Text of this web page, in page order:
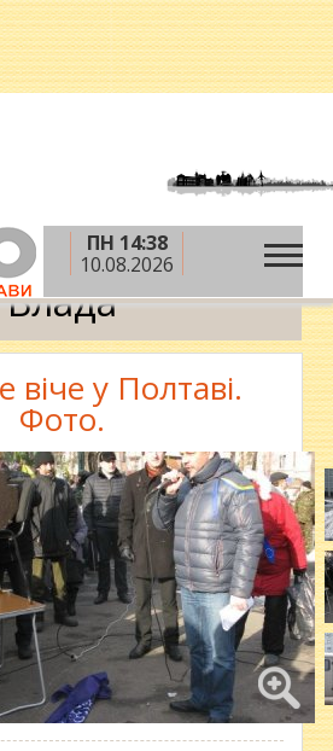
ПН 14:38
10.08.2026
» Влада
Влада
віче у Полтаві.
Фото.